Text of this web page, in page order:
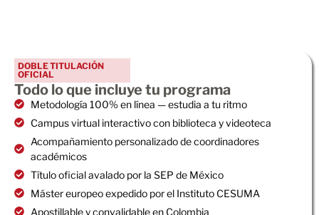
DOBLE TITULACIÓN
OFICIAL
Todo lo que incluye tu programa
Metodología 100% en línea — estudia a tu ritmo
Campus virtual interactivo con biblioteca y videoteca
Acompañamiento personalizado de coordinadores
académicos
Título oficial avalado por la SEP de México
Máster europeo expedido por el Instituto CESUMA
Apostillable y convalidable en Colombia